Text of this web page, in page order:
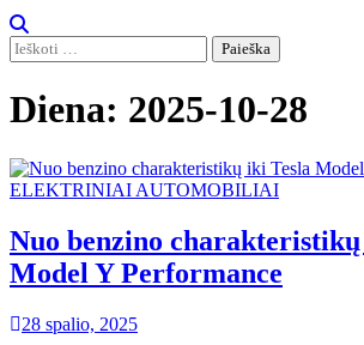
Ieškoti:
Diena: 2025-10-28
ELEKTRINIAI AUTOMOBILIAI
Nuo benzino
Model Y Performance
28 spalio, 2025